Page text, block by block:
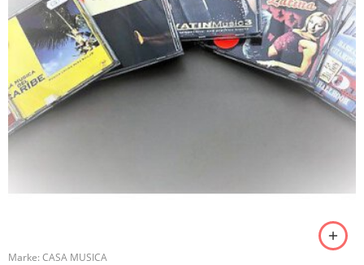
Marke: CASA MUSICA